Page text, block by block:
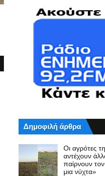
Δημοφιλή άρθρα
Οι αγρότες
αντέχουν
παίρνουν
μια νύχτα»